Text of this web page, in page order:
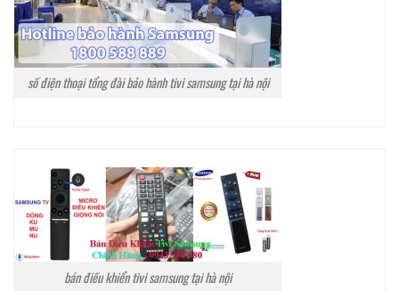
số điện thoại tổng đài bảo hành tivi samsung tại hà nội
bán điều khiển tivi samsung tại hà nội